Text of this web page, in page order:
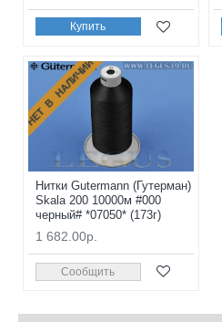
Купить
НЕТ В НАЛИЧИИ
Нитки Gutermann (Гутерман)
Skala 200 10000м #000
черный# *07050* (173г)
1 682.00р.
Сообщить